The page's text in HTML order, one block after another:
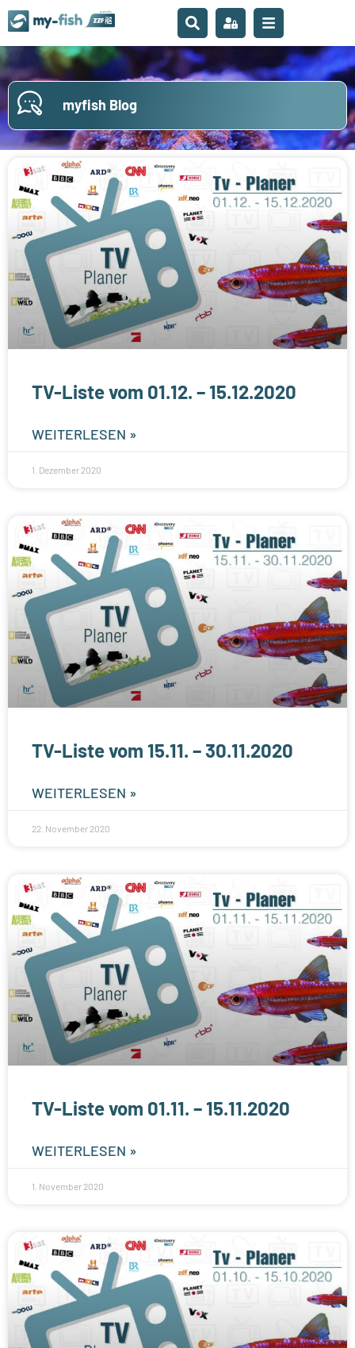
myfish Blog
TV-Liste vom 01.12. – 15.12.2020
WEITERLESEN »
1. Dezember 2020
TV-Liste vom 15.11. – 30.11.2020
WEITERLESEN »
22. November 2020
TV-Liste vom 01.11. – 15.11.2020
WEITERLESEN »
1. November 2020